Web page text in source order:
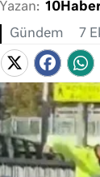
Yazan:
Gündem 7